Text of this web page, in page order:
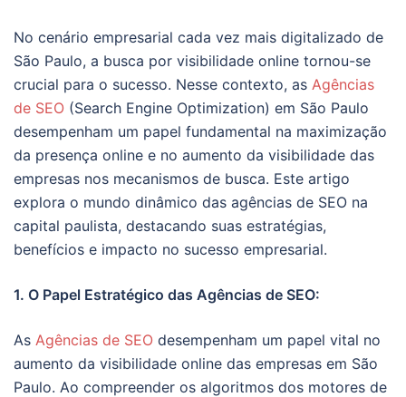
No cenário empresarial cada vez mais digitalizado de
São Paulo, a busca por visibilidade online tornou-se
crucial para o sucesso. Nesse contexto, as Agências
de SEO (Search Engine Optimization) em São Paulo
desempenham um papel fundamental na maximização
da presença online e no aumento da visibilidade das
empresas nos mecanismos de busca. Este artigo
explora o mundo dinâmico das agências de SEO na
capital paulista, destacando suas estratégias,
benefícios e impacto no sucesso empresarial.
1. O Papel Estratégico das Agências de SEO:
As Agências de SEO desempenham um papel vital no
aumento da visibilidade online das empresas em São
Paulo. Ao compreender os algoritmos dos motores de